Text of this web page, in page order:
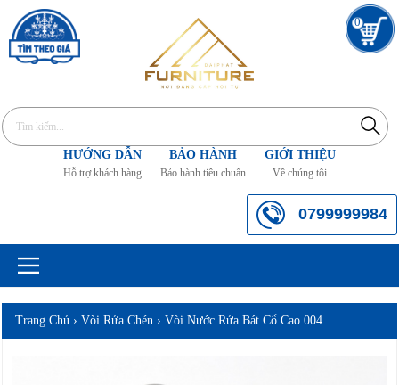
0
HƯỚNG DẪN
Hỗ trợ khách hàng
BẢO HÀNH
Bảo hành tiêu chuẩn
GIỚI THIỆU
Về chúng tôi
0799999984
Trang Chủ ›Vòi Rửa Chén ›Vòi Nước Rửa Bát Cổ Cao 004